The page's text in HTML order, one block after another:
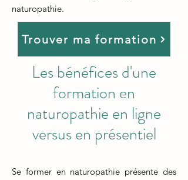
naturopathie.
Trouver ma formation
Les bénéfices d'une
formation en
naturopathie en ligne
versus en présentiel
Se former en naturopathie présente des